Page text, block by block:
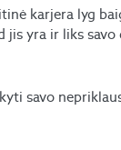
karjera lyg
yra ir liks
savo